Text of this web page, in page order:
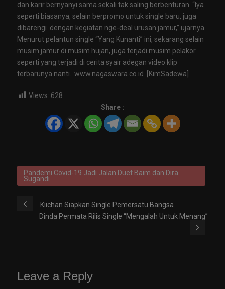
dan karir bernyanyi sama sekali tak saling berbenturan. “Iya
seperti biasanya, selain berpromo untuk single baru, juga
dibarengi dengan kegiatan nge-deal urusan jamur,” ujarnya.
Menurut pelantun single “Yang Kunanti” ini, sekarang selain
musim jamur di musim hujan, juga terjadi musim pelakor
seperti yang terjadi di cerita syair adegan video klip
terbarunya nanti. www.nagaswara.co.id [KimSadewa]
Views: 628
Share :
Pandemi Covid-19 Jadi Jalan Duet Baim dan Dira
Sugandi
Kiichan Siapkan Single Pemersatu Bangsa
Dinda Permata Rilis Single “Mengalah Untuk Menang”
Leave a Reply